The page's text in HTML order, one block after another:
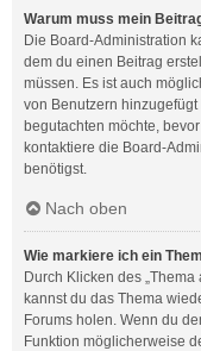
Warum muss mein
Die Board-Administration
dem du einen Beitrag
müssen. Es ist auch
von Benutzern
begutachten möchte,
kontaktiere die Board-
benötigst.
Nach oben
Wie markiere ich ein
Durch Klicken des
kannst du das Thema
Forums holen. Wenn du
Funktion möglicherweise